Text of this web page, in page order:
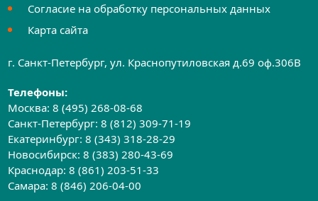
Согласие на обработку персональных данных
Карта сайта
г. Санкт-Петербург, ул. Краснопутиловская д.69 оф.306B
Телефоны:
Москва:8 (495) 268-08-68
Санкт-Петербург:8 (812) 309-71-19
Екатеринбург:8 (343) 318-28-29
Новосибирск:8 (383) 280-43-69
Краснодар:8 (861) 203-51-33
Самара:8 (846) 206-04-00